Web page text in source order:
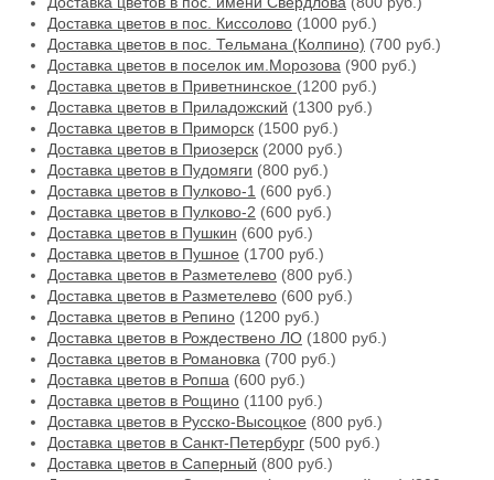
Доставка цветов в пос. Киссолово (1000 руб.)
Доставка цветов в пос. Тельмана (Колпино) (700 руб.)
Доставка цветов в поселок им.Морозова (900 руб.)
Доставка цветов в Приветнинское (1200 руб.)
Доставка цветов в Приладожский (1300 руб.)
Доставка цветов в Приморск (1500 руб.)
Доставка цветов в Приозерск (2000 руб.)
Доставка цветов в Пудомяги (800 руб.)
Доставка цветов в Пулково-1 (600 руб.)
Доставка цветов в Пулково-2 (600 руб.)
Доставка цветов в Пушкин (600 руб.)
Доставка цветов в Пушное (1700 руб.)
Доставка цветов в Разметелево (800 руб.)
Доставка цветов в Разметелево (600 руб.)
Доставка цветов в Репино (1200 руб.)
Доставка цветов в Рождествено ЛО (1800 руб.)
Доставка цветов в Романовка (700 руб.)
Доставка цветов в Ропша (600 руб.)
Доставка цветов в Рощино (1100 руб.)
Доставка цветов в Русско-Высоцкое (800 руб.)
Доставка цветов в Санкт-Петербург (500 руб.)
Доставка цветов в Саперный (800 руб.)